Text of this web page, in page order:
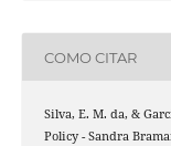
COMO CITAR
Silva, E. M. da, &
Policy - Sandra